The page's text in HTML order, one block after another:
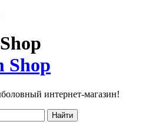
интернет-магазин!